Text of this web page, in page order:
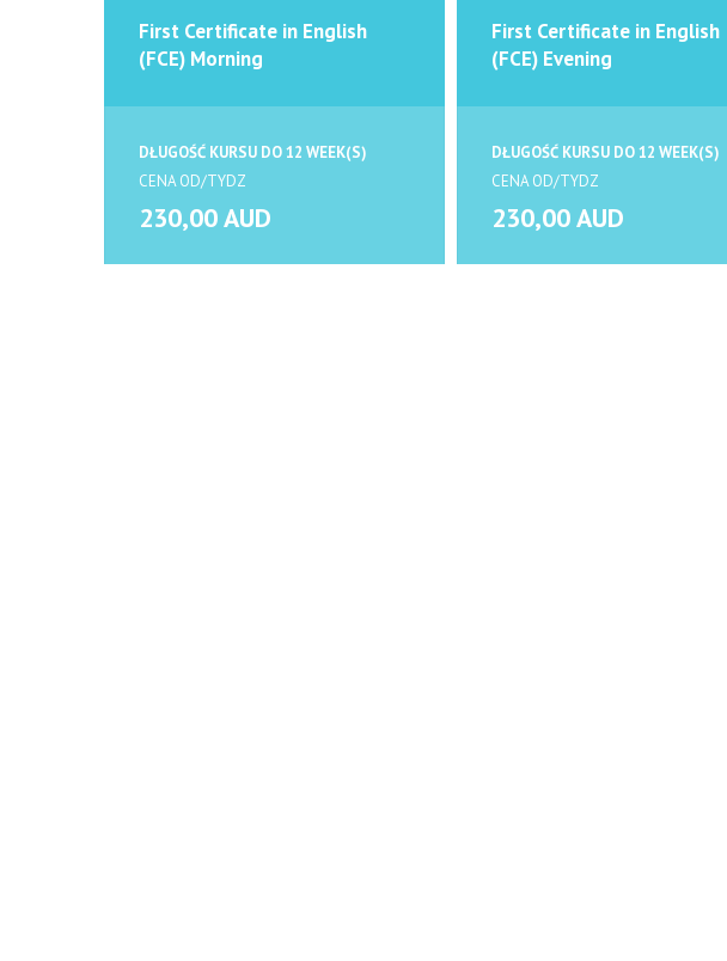
First Certificate in English
(FCE) Morning
DŁUGOŚĆ KURSU DO 12 WEEK(S)
CENA OD/TYDZ
230,00 AUD
First Certificate in English
(FCE) Evening
DŁUGOŚĆ KURSU DO 12 WEEK(S)
CENA OD/TYDZ
230,00 AUD